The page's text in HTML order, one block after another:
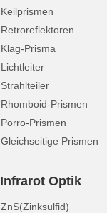
Keilprismen
Retroreflektoren
Klag-Prisma
Lichtleiter
Strahlteiler
Rhomboid-Prismen
Porro-Prismen
Gleichseitige Prismen
Infrarot Optik
ZnS(Zinksulfid)